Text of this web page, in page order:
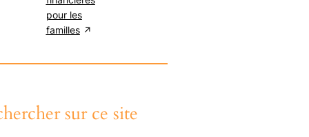
pour les
familles
sur ce site